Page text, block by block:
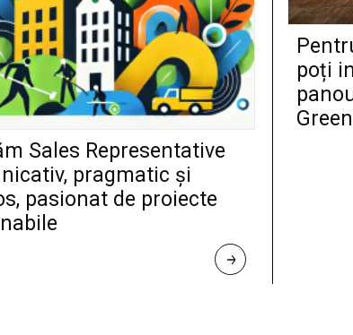
Sales Representative
pragmatic și
pasionat de proiecte
R
E
poți